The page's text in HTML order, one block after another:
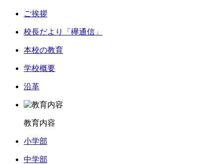
ご挨拶
校長だより「欅通信」
本校の教育
学校概要
沿革
教育内容
小学部
中学部